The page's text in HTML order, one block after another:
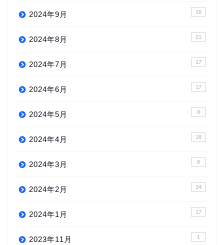
2024年9月 16
2024年8月 21
2024年7月 17
2024年6月 17
2024年5月 8
2024年4月 18
2024年3月 8
2024年2月 24
2024年1月 17
2023年11月 1